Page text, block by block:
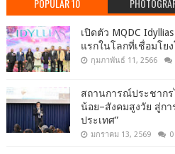
POPULAR 10
เปิดตัว MQDC
แรกในโลกที่เชื่อมโย
กุมภาพันธ์ 11, 2566
สถานการณ์ประชากร
น้อย–สังคมสูงวัย สู่กา
ประเทศ”
มกราคม 13, 2569 0